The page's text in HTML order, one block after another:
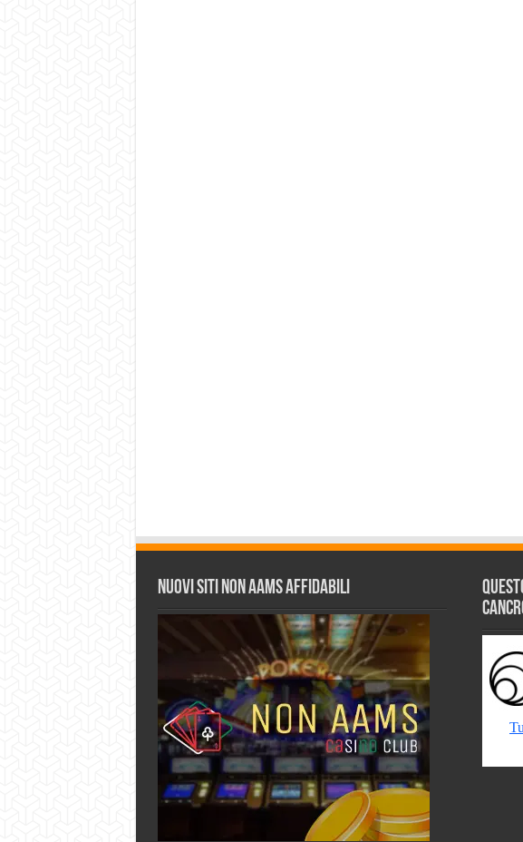
Nuovi siti non AAMS affidabili